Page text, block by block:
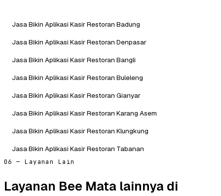
Jasa Bikin Aplikasi Kasir Restoran Badung
Jasa Bikin Aplikasi Kasir Restoran Denpasar
Jasa Bikin Aplikasi Kasir Restoran Bangli
Jasa Bikin Aplikasi Kasir Restoran Buleleng
Jasa Bikin Aplikasi Kasir Restoran Gianyar
Jasa Bikin Aplikasi Kasir Restoran Karang Asem
Jasa Bikin Aplikasi Kasir Restoran Klungkung
Jasa Bikin Aplikasi Kasir Restoran Tabanan
06 — Layanan Lain
Layanan Bee Mata lainnya di